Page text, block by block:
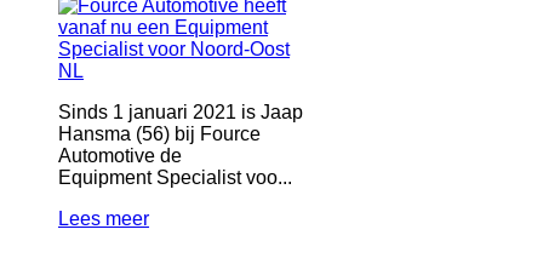
Sinds 1 januari 2021 is Jaap
Hansma (56) bij Fource
Automotive de
Equipment Specialist voo...
Lees meer